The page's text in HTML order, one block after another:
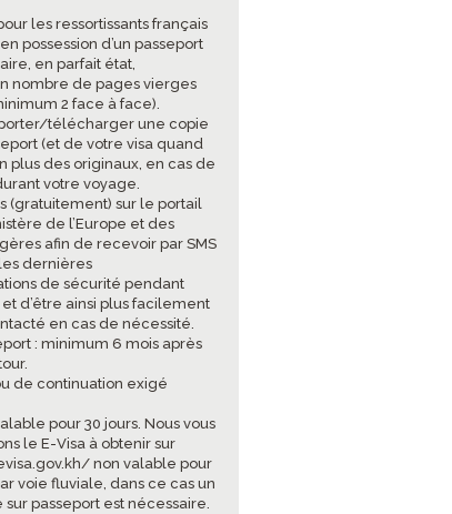
les ressortissants français
possession d’un passeport
en parfait état,
nombre de pages vierges
2 face à face).
télécharger une copie
(et de votre visa quand
plus des originaux, en cas de
votre voyage.
(gratuitement) sur le portail
de l’Europe et des
afin de recevoir par SMS
dernières
de sécurité pendant
d’être ainsi plus facilement
en cas de nécessité.
: minimum 6 mois après
de continuation exigé
pour 30 jours. Nous vous
le E-Visa à obtenir sur
non valable pour
voie fluviale, dans ce cas un
sur passeport est nécessaire.